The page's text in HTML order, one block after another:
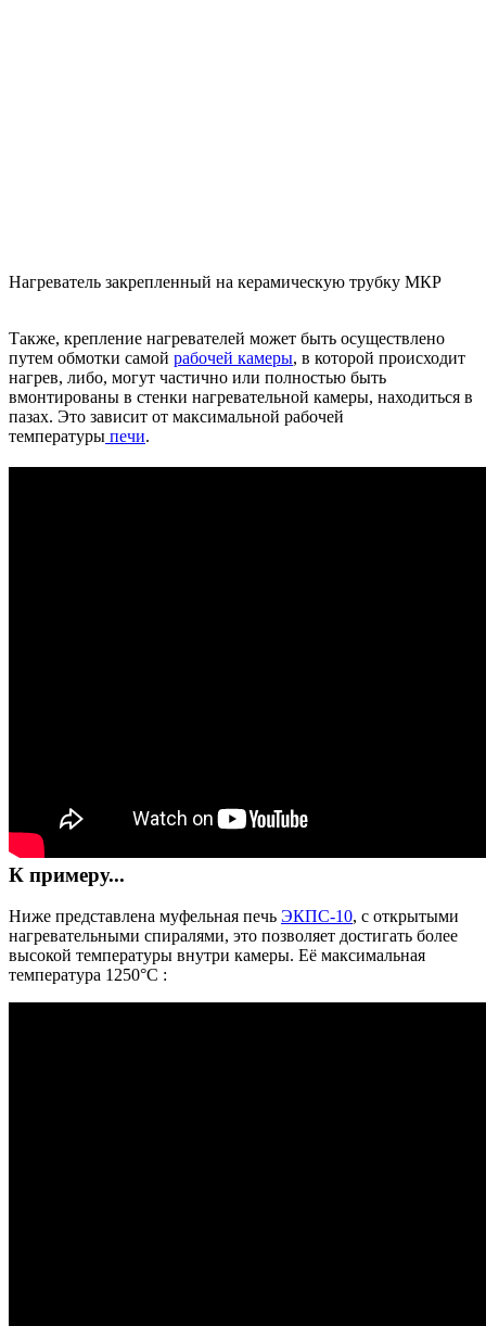
Нагреватель закрепленный на керамическую трубку МКР
Также, крепление нагревателей может быть осуществлено
путем обмотки самой рабочей камеры, в которой происходит
нагрев, либо, могут частично или полностью быть
вмонтированы в стенки нагревательной камеры, находиться в
пазах. Это зависит от максимальной рабочей
температуры печи.
К примеру...
Ниже представлена муфельная печь ЭКПС-10, с открытыми
нагревательными спиралями, это позволяет достигать более
высокой температуры внутри камеры. Её максимальная
температура 1250°C :